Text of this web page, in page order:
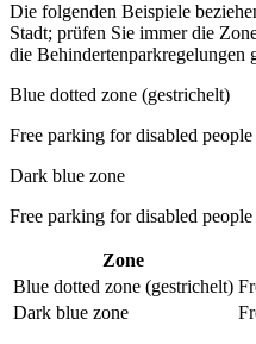
Die folgenden Beispiele
Stadt; prüfen Sie immer die
die Behindertenparkregelungen
Blue dotted zone (gestrichelt)
Free parking for disabled people
Dark blue zone
Free parking for disabled people
Zone
Blue dotted zone (gestrichelt)
Dark blue zone